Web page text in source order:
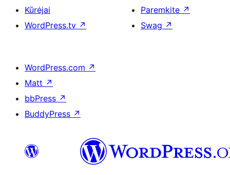
Kūrėjai
WordPress.tv ↗
Paremkite ↗
Swag ↗
WordPress.com ↗
Matt ↗
bbPress ↗
BuddyPress ↗